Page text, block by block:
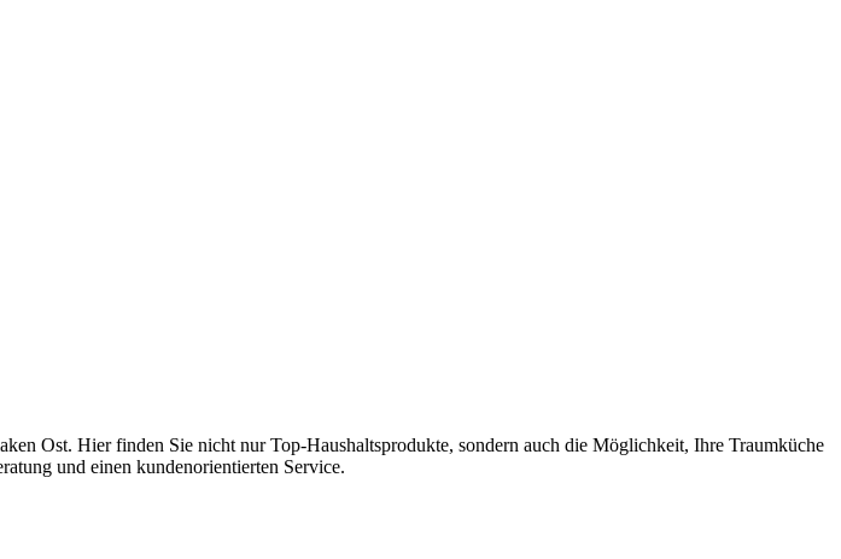
Ost. Hier finden Sie nicht nur Top-Haushaltsprodukte, sondern auch die Möglichkeit, Ihre Traumküche
und einen kundenorientierten Service.